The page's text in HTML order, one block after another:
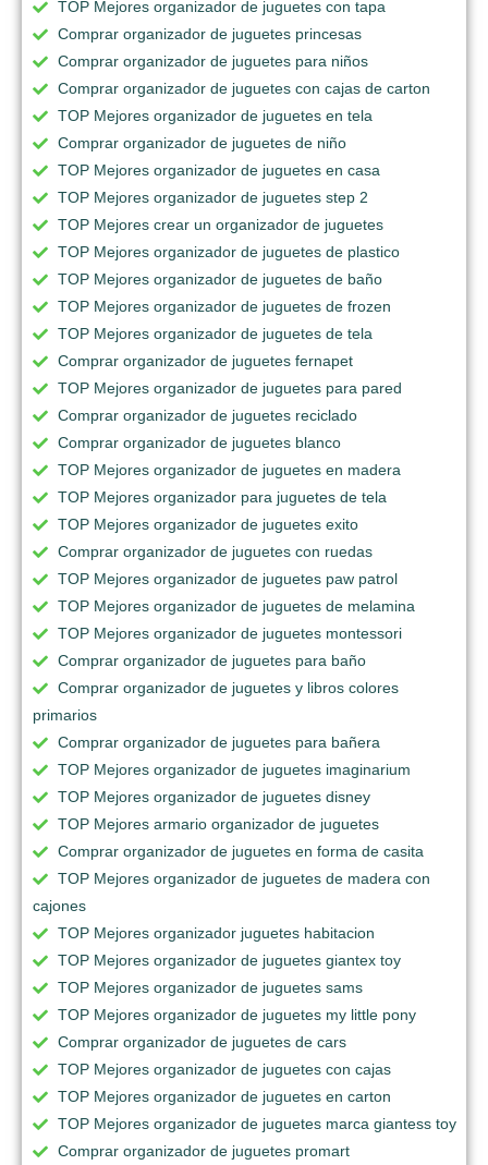
TOP Mejores organizador de juguetes con tapa
Comprar organizador de juguetes princesas
Comprar organizador de juguetes para niños
Comprar organizador de juguetes con cajas de carton
TOP Mejores organizador de juguetes en tela
Comprar organizador de juguetes de niño
TOP Mejores organizador de juguetes en casa
TOP Mejores organizador de juguetes step 2
TOP Mejores crear un organizador de juguetes
TOP Mejores organizador de juguetes de plastico
TOP Mejores organizador de juguetes de baño
TOP Mejores organizador de juguetes de frozen
TOP Mejores organizador de juguetes de tela
Comprar organizador de juguetes fernapet
TOP Mejores organizador de juguetes para pared
Comprar organizador de juguetes reciclado
Comprar organizador de juguetes blanco
TOP Mejores organizador de juguetes en madera
TOP Mejores organizador para juguetes de tela
TOP Mejores organizador de juguetes exito
Comprar organizador de juguetes con ruedas
TOP Mejores organizador de juguetes paw patrol
TOP Mejores organizador de juguetes de melamina
TOP Mejores organizador de juguetes montessori
Comprar organizador de juguetes para baño
Comprar organizador de juguetes y libros colores
primarios
Comprar organizador de juguetes para bañera
TOP Mejores organizador de juguetes imaginarium
TOP Mejores organizador de juguetes disney
TOP Mejores armario organizador de juguetes
Comprar organizador de juguetes en forma de casita
TOP Mejores organizador de juguetes de madera con
cajones
TOP Mejores organizador juguetes habitacion
TOP Mejores organizador de juguetes giantex toy
TOP Mejores organizador de juguetes sams
TOP Mejores organizador de juguetes my little pony
Comprar organizador de juguetes de cars
TOP Mejores organizador de juguetes con cajas
TOP Mejores organizador de juguetes en carton
TOP Mejores organizador de juguetes marca giantess toy
Comprar organizador de juguetes promart